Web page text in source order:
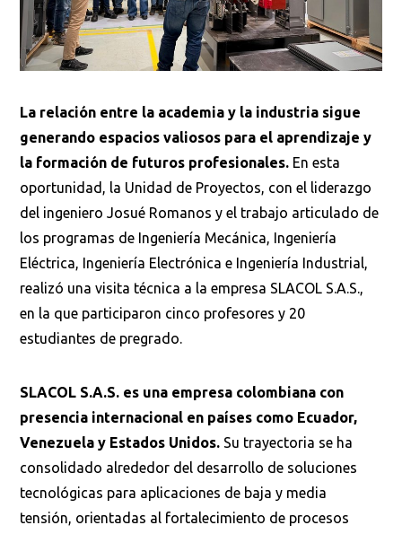
La relación entre la academia y la industria sigue
generando espacios valiosos para el aprendizaje y
la formación de futuros profesionales. En esta
oportunidad, la Unidad de Proyectos, con el liderazgo
del ingeniero Josué Romanos y el trabajo articulado de
los programas de Ingeniería Mecánica, Ingeniería
Eléctrica, Ingeniería Electrónica e Ingeniería Industrial,
realizó una visita técnica a la empresa SLACOL S.A.S.,
en la que participaron cinco profesores y 20
estudiantes de pregrado.
SLACOL S.A.S. es una empresa colombiana con
presencia internacional en países como Ecuador,
Venezuela y Estados Unidos. Su trayectoria se ha
consolidado alrededor del desarrollo de soluciones
tecnológicas para aplicaciones de baja y media
tensión, orientadas al fortalecimiento de procesos